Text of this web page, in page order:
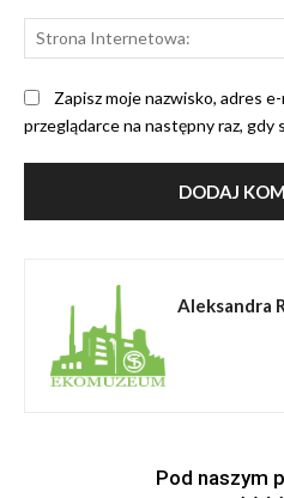
Zapisz moje nazwisko, adres
przeglądarce na następny raz, gdy
Aleksandra
Pod naszym